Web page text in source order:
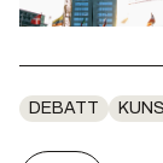
DEBATT